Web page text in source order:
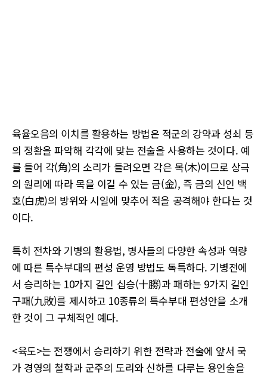
육율오음의 이치를 활용하는 방법은 적군의 강약과 성쇠 등
의 정황을 파악해 각각에 맞는 전술을 사용하는 것이다. 예
를 들어 각(角)의 소리가 들려오면 각은 목(木)이므로 상극
의 원리에 따라 목을 이길 수 있는 금(金), 즉 금의 신인 백
호(白虎)의 방위와 시일에 맞추어 적을 공격해야 한다는 것
이다.
특히 전차와 기병의 활용법, 병사들의 다양한 속성과 역량
에 따른 특수부대의 편성 운영 방법도 독특하다. 기병전에
서 승리하는 10가지 길인 십승(十勝)과 패하는 9가지 길인
구패(九敗)를 제시하고 10종류의 특수부대 편성안을 소개
한 것이 그 구체적인 예다.
<육도>는 전쟁에서 승리하기 위한 전략과 전술에 앞서 국
가 경영의 철학과 군주의 도리와 신하를 다루는 용인술을